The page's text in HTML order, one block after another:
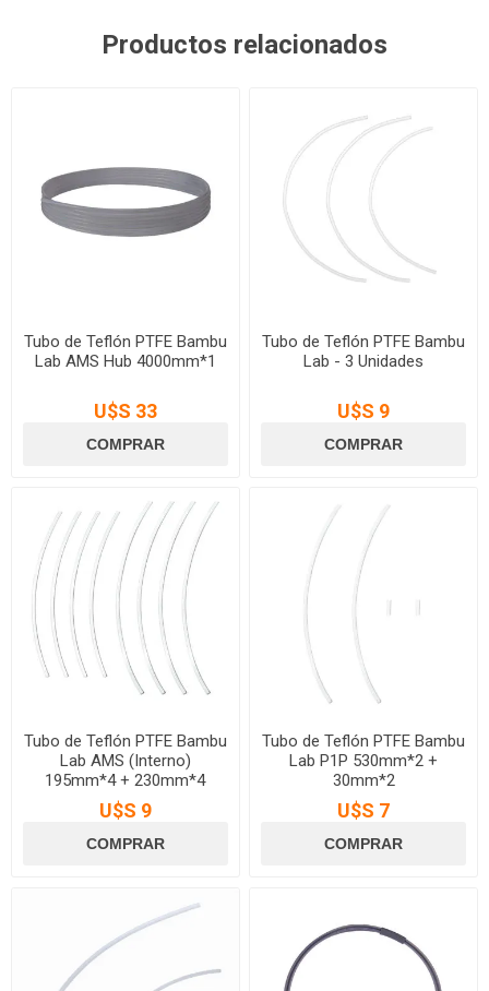
Productos relacionados
Tubo de Teflón PTFE Bambu
Lab AMS Hub 4000mm*1
U$S 33
Tubo de Teflón PTFE Bambu
Lab - 3 Unidades
U$S 9
Tubo de Teflón PTFE Bambu
Lab AMS (Interno)
195mm*4 + 230mm*4
U$S 9
Tubo de Teflón PTFE Bambu
Lab P1P 530mm*2 +
30mm*2
U$S 7